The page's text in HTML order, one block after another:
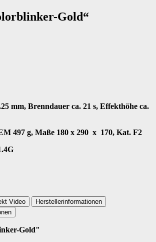
Gold“
mm, Brenndauer ca. 21 s, Effekthöhe ca.
497 g, Maße 180 x 290 x 170, Kat. F2
Video
Herstellerinformationen
Gold"